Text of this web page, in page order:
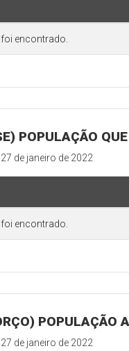
encontrado.
POPULAÇÃO
27 de janeiro de 2022
encontrado.
POPULAÇÃO
27 de janeiro de 2022